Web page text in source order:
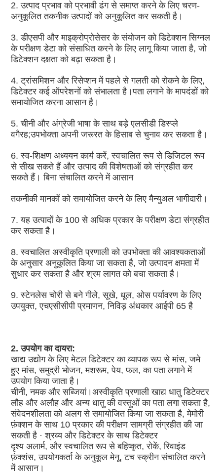
2. उत्पाद प्रभाव को प्रभावी ढंग से समाप्त करने के लिए चरण-
अनुकूलित तकनीक उत्पादों को अनुकूलित कर सकती है।
3. डीएसपी और माइक्रोप्रोसेसर के संयोजन को डिटेक्शन सिग्नल
के परीक्षण डेटा को संसाधित करने के लिए लागू किया जाता है, जो
डिटेक्शन दक्षता को बढ़ा सकता है।
4. ट्रांसमिशन और रिसेप्शन में पहले से गलती को रोकने के लिए,
डिटेक्टर कई ऑपरेशनों को संभालता है।पता लगाने के मापदंडों को
समायोजित करना आसान है।
5. चीनी और अंग्रेजी भाषा के साथ बड़े एलसीडी डिस्प्ले
वगैरह;उपभोक्ता अपनी जरूरत के हिसाब से चुनाव कर सकता है।
6. स्व-शिक्षण अध्ययन कार्य करें, स्वचालित रूप से डिजिटल रूप
से सीख सकते हैं और उत्पाद की विशेषताओं को संग्रहीत कर
सकते हैं। बिना संचालित करने में आसान
तकनीकी मानकों को समायोजित करने के लिए मैन्युअल भागीदारी।
7. यह उत्पादों के 100 से अधिक प्रकार के परीक्षण डेटा संग्रहीत
कर सकता है।
8. स्वचालित अस्वीकृति प्रणाली को उपभोक्ता की आवश्यकताओं
के अनुसार अनुकूलित किया जा सकता है, जो उत्पादन क्षमता में
सुधार कर सकता है और श्रम लागत को बचा सकता है।
9. स्टेनलेस चोरी से बने गीले, सूखे, धूल, ओस पर्यावरण के लिए
उपयुक्त, एचएसीसीपी प्रमाणन, निविड़ अंधकार आईपी 65 है
2. उपयोग का दायरा:
खाद्य उद्योग के लिए मेटल डिटेक्टर का व्यापक रूप से मांस, जमे
हुए मांस, समुद्री भोजन, मशरूम, पेय, फल, का पता लगाने में
उपयोग किया जाता है।
चीनी, नमक और सब्जियां।अस्वीकृति प्रणाली खाद्य धातु डिटेक्टर
लौह और अलौह और अन्य धातु की वस्तुओं का पता लगा सकता है,
संवेदनशीलता को अलग से समायोजित किया जा सकता है, मेमोरी
फ़ंक्शन के साथ 10 प्रकार की परीक्षण सामग्री संग्रहीत की जा
सकती है · श्रव्य और डिटेक्टर के साथ डिटेक्टर
दृश्य अलार्म, और स्वचालित रूप से बहिष्कृत, रोकें, रिवाइंड
फ़ंक्शंस, उपयोगकर्ता के अनुकूल मेनू, टच स्क्रीन संचालित करने
में आसान।